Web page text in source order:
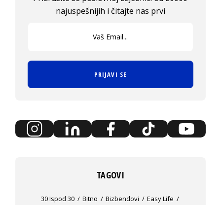
najuspešnijih i čitajte nas prvi
PRIJAVI SE
TAGOVI
30 Ispod 30 Bitno Bizbendovi
Easy Life